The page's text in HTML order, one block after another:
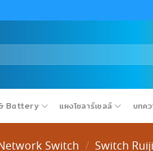
Battery แผงโซลาร์เซลล์ บทค
Switch / Switch